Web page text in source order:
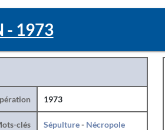
- 1973
1973
clés Sépulture- Nécropole